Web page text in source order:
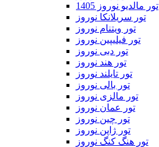
تور مالدیو نوروز 1405
تور سریلانکا نوروز
تور ویتنام نوروز
تور فیلیپین نوروز
تور دبی نوروز
تور هند نوروز
تور تایلند نوروز
تور بالی نوروز
تور مالزی نوروز
تور عمان نوروز
تور چین نوروز
تور ژاپن نوروز
تور هنگ کنگ نوروز